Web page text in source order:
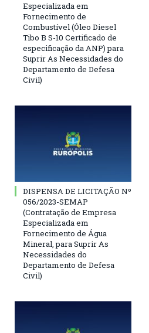
Especializada em
Fornecimento de
Combustível (Óleo Diesel
Tibo B S-10 Certificado de
especificação da ANP) para
Suprir As Necessidades do
Departamento de Defesa
Civil)
DISPENSA DE LICITAÇÃO Nº
056/2023-SEMAP
(Contratação de Empresa
Especializada em
Fornecimento de Água
Mineral, para Suprir As
Necessidades do
Departamento de Defesa
Civil)